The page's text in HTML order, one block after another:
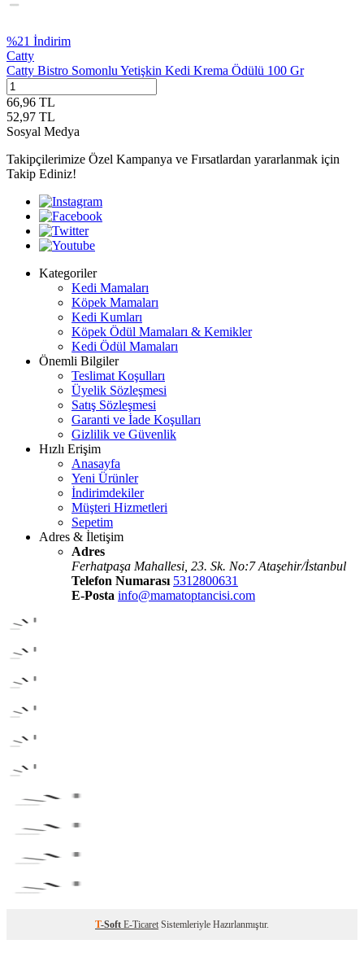
%21 İndirim
Catty
Catty Bistro Somonlu Yetişkin Kedi Krema Ödülü 100 Gr
66,96 TL
52,97 TL
Sosyal Medya
Takipçilerimize Özel Kampanya ve Fırsatlardan yararlanmak için
Takip Ediniz!
Kategoriler
Kedi Mamaları
Köpek Mamaları
Kedi Kumları
Köpek Ödül Mamaları & Kemikler
Kedi Ödül Mamaları
Önemli Bilgiler
Teslimat Koşulları
Üyelik Sözleşmesi
Satış Sözleşmesi
Garanti ve İade Koşulları
Gizlilik ve Güvenlik
Hızlı Erişim
Anasayfa
Yeni Ürünler
İndirimdekiler
Müşteri Hizmetleri
Sepetim
Adres & İletişim
Adres
Ferhatpaşa Mahallesi, 23. Sk. No:7 Ataşehir/İstanbul
Telefon Numarası 5312800631
E-Posta info@mamatoptancisi.com
T-Soft E-Ticaret Sistemleriyle Hazırlanmıştır.